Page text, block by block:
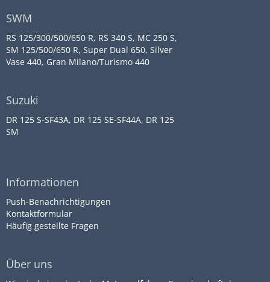
SWM
RS 125/300/500/650 R, RS 340 S, MC 250 S,
SM 125/500/650 R, Super Dual 650, Silver
Vase 440, Gran Milano/Turismo 440
Suzuki
DR 125 S-SF43A, DR 125 SE-SF44A, DR 125
SM
Informationen
Push-Benachrichtigungen
Kontaktformular
Häufig gestellte Fragen
Über uns